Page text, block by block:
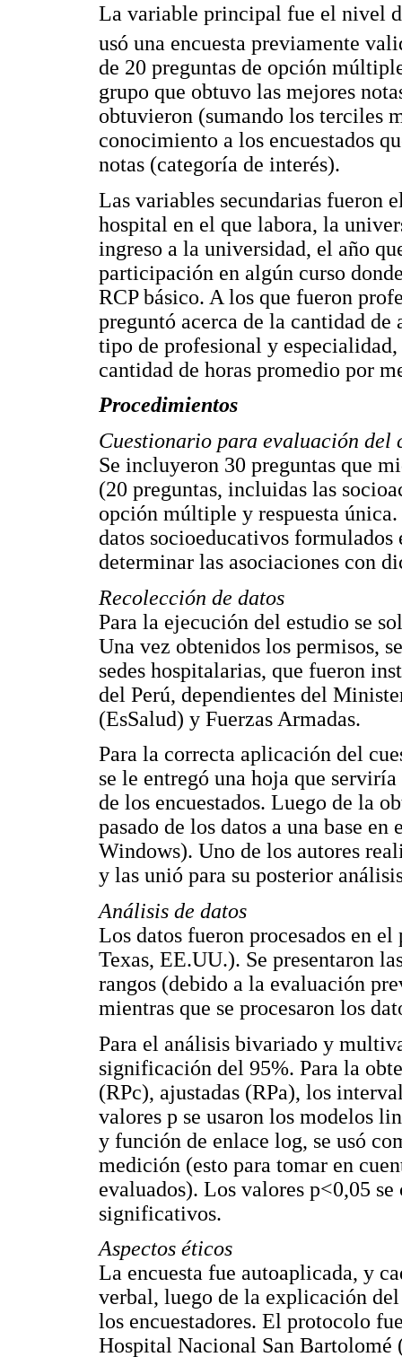
La variable principal fue el nivel
usó una encuesta previamente
de 20 preguntas de opción
grupo que obtuvo las mejores
obtuvieron (sumando los terciles
conocimiento a los encuestados
notas (categoría de interés).
Las variables secundarias fueron
hospital en el que labora, la
ingreso a la universidad, el año
participación en algún curso
RCP básico. A los que fueron
preguntó acerca de la cantidad
tipo de profesional y
cantidad de horas promedio por
Procedimientos
Cuestionario para evaluación del
Se incluyeron 30 preguntas que
(20 preguntas, incluidas las
opción múltiple y respuesta
datos socioeducativos
determinar las asociaciones con
Recolección de datos
Para la ejecución del estudio se
Una vez obtenidos los permisos,
sedes hospitalarias, que fueron
del Perú, dependientes del
(EsSalud) y Fuerzas Armadas.
Para la correcta aplicación del
se le entregó una hoja que
de los encuestados. Luego de la
pasado de los datos a una base
Windows). Uno de los autores
y las unió para su posterior
Análisis de datos
Los datos fueron procesados en
Texas, EE.UU.). Se presentaron
rangos (debido a la evaluación
mientras que se procesaron los
Para el análisis bivariado y
significación del 95%. Para la
(RPc), ajustadas (RPa), los
valores p se usaron los modelos
y función de enlace log, se usó
medición (esto para tomar en
evaluados). Los valores p<0,05
significativos.
Aspectos éticos
La encuesta fue autoaplicada, y
verbal, luego de la explicación
los encuestadores. El protocolo
Hospital Nacional San